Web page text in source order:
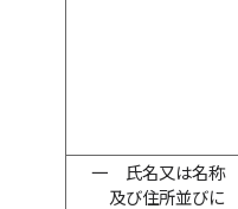
一
氏名又は名称
及び住所並びに